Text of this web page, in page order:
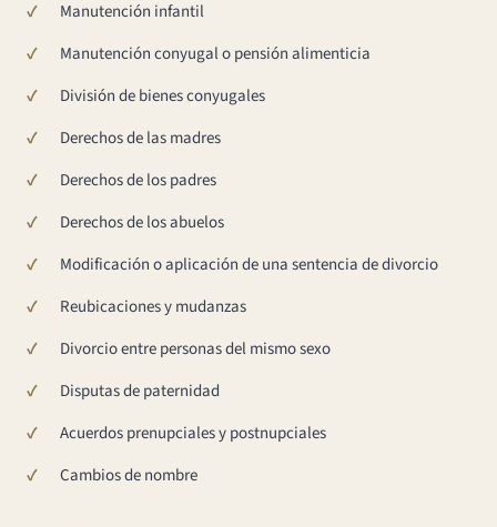
Manutención infantil
Manutención conyugal o pensión alimenticia
División de bienes conyugales
Derechos de las madres
Derechos de los padres
Derechos de los abuelos
Modificación o aplicación de una sentencia de divorcio
Reubicaciones y mudanzas
Divorcio entre personas del mismo sexo
Disputas de paternidad
Acuerdos prenupciales y postnupciales
Cambios de nombre